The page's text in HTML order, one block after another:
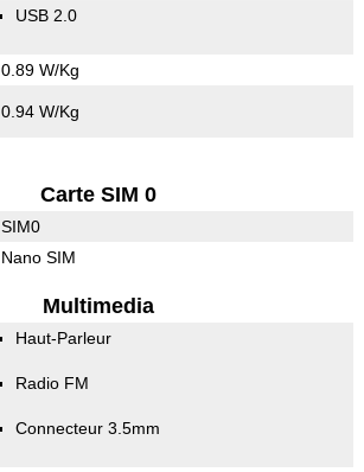
USB 2.0
0.89 W/Kg
0.94 W/Kg
Carte SIM 0
SIM0
Nano SIM
Multimedia
Haut-Parleur
Radio FM
Connecteur 3.5mm